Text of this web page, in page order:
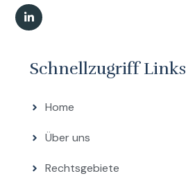
Schnellzugriff Links
Home
Über uns
Rechtsgebiete